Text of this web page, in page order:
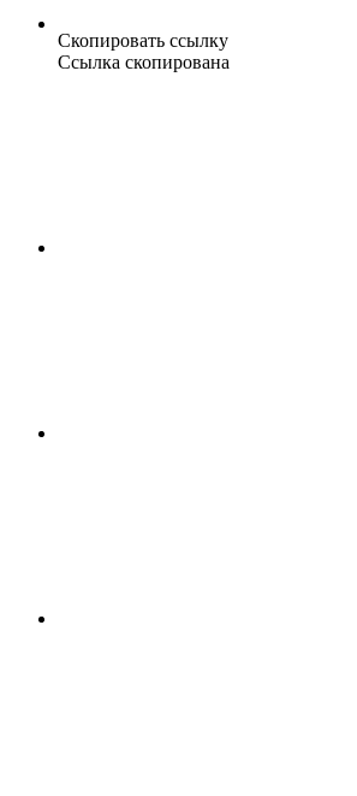
Скопировать ссылку
Ссылка скопирована